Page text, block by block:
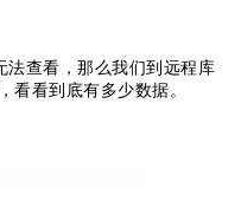
法查看，那么我们到远程库
看看到底有多少数据。